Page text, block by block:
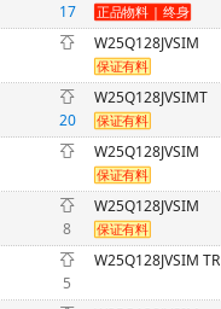
17
W25Q128JVSIM
20
W25Q128JVSIMT
W25Q128JVSIM
8
W25Q128JVSIM
5
W25Q128JVSIM TR